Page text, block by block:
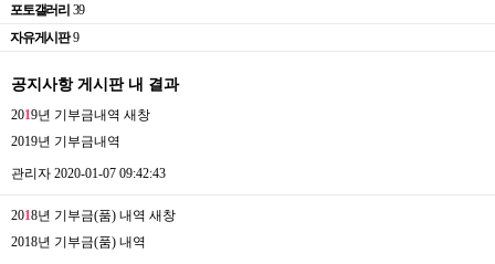
포토갤러리 39
자유게시판 9
공지사항 게시판 내 결과
2019년 기부금내역 새창
2019년 기부금내역
관리자 2020-01-07 09:42:43
2018년 기부금(품) 내역 새창
2018년 기부금(품) 내역